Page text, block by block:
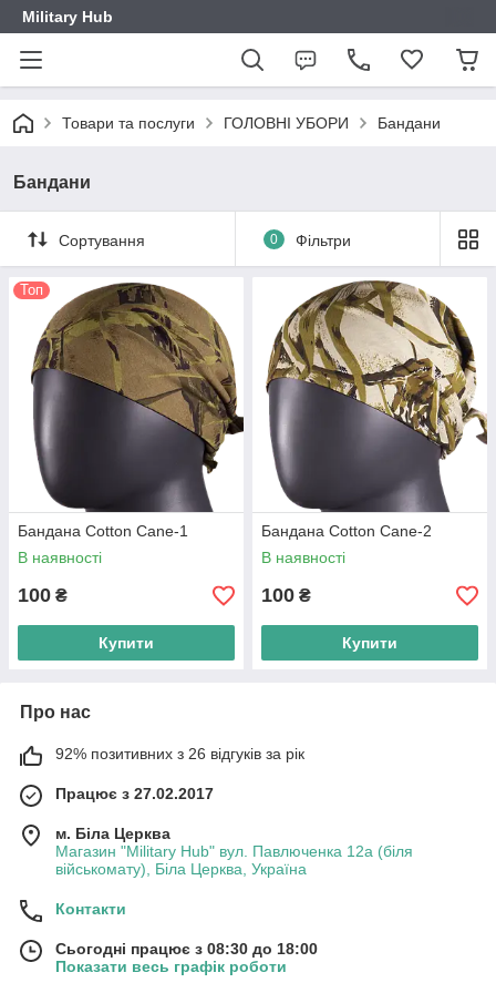
Military Hub
Товари та послуги ГОЛОВНІ УБОРИ Бандани
Бандани
Сортування 0 Фільтри
Топ
Бандана Cotton Cane-1
В наявності
100 ₴
Купити
Бандана Cotton Cane-2
В наявності
100 ₴
Купити
Про нас
92% позитивних з 26 відгуків за рік
Працює з 27.02.2017
м. Біла Церква
Магазин "Military Hub" вул. Павлюченка 12а (біля
військомату), Біла Церква, Україна
Контакти
Сьогодні працює з 08:30 до 18:00
Показати весь графік роботи